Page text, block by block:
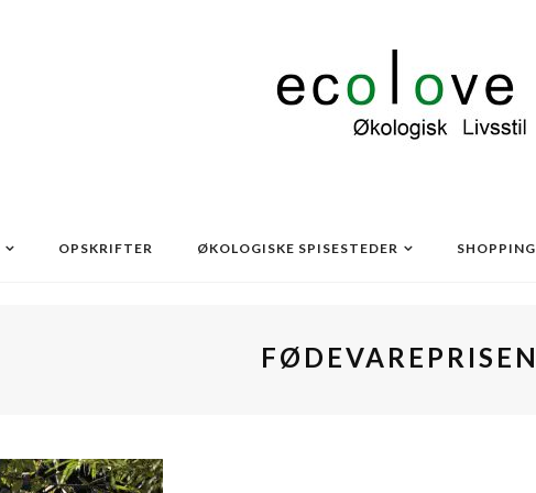
OPSKRIFTER ØKOLOGISKE SPISESTEDER SHOPPING
FØDEVAREPRISEN